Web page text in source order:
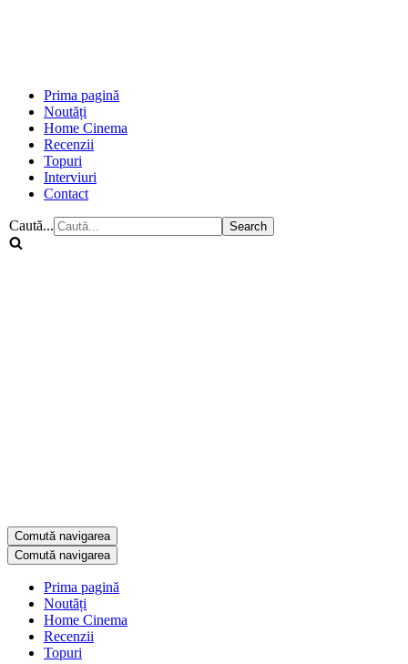
Prima pagină
Noutăți
Home Cinema
Recenzii
Topuri
Interviuri
Contact
Caută...
Comută navigarea
Comută navigarea
Prima pagină
Noutăți
Home Cinema
Recenzii
Topuri